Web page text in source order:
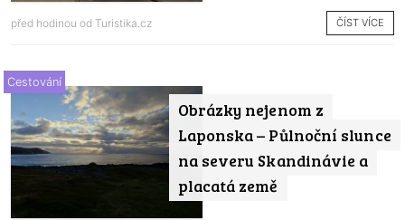
před hodinou od Turistika.cz ČÍST VÍCE
Obrázky nejenom z
Laponska – Půlnoční slunce
na severu Skandinávie a
placatá země
Cestování